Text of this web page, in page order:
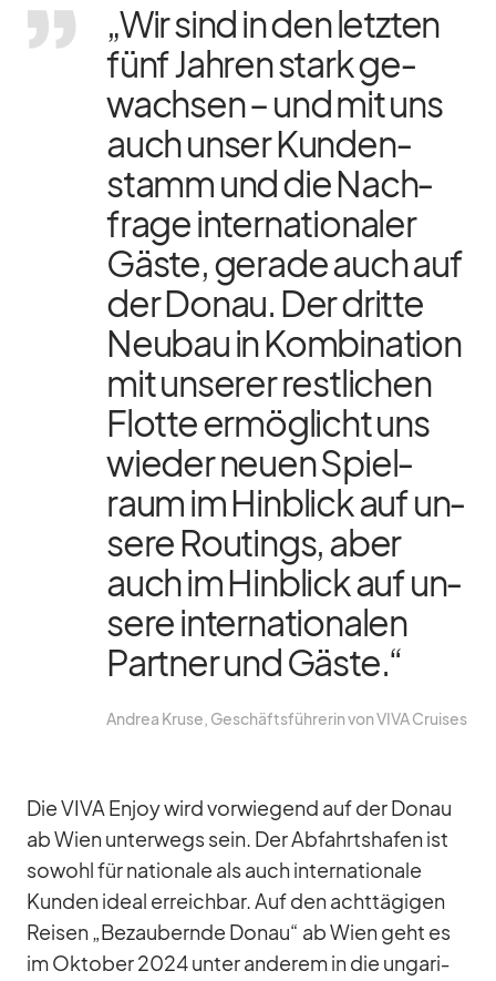
„Wir sind in den letz­ten
fünf Jah­ren stark ge­
wach­sen – und mit uns
auch un­ser Kun­den­
stamm und die Nach­
frage in­ter­na­tio­na­ler
Gäste, ge­rade auch auf
der Do­nau. Der dritte
Neu­bau in Kom­bi­na­tion
mit un­se­rer rest­li­chen
Flotte er­mög­licht uns
wie­der neuen Spiel­
raum im Hin­blick auf un­
sere Rou­tings, aber
auch im Hin­blick auf un­
sere in­ter­na­tio­na­len
Part­ner und Gäste.“
An­drea Kruse, Ge­schäfts­füh­re­rin von VIVA Crui­ses
Die VIVA En­joy wird vor­wie­gend auf der Do­nau
ab Wien un­ter­wegs sein. Der Ab­fahrts­ha­fen ist
so­wohl für na­tio­nale als auch in­ter­na­tio­nale
Kun­den ideal er­reich­bar. Auf den acht­tä­gi­gen
Rei­sen „Be­zau­bernde Do­nau“ ab Wien geht es
im Ok­to­ber 2024 un­ter an­de­rem in die un­ga­ri­